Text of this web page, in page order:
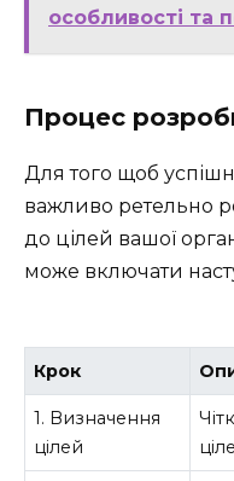
особливості та
Процес
Для того щоб
важливо ретельно
до цілей вашої
може включати
Крок
1. Визначення
цілей